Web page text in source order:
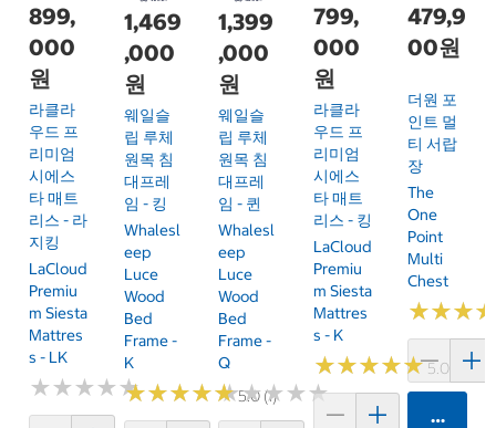
899,
000
원
라클라
우드 프
리미엄
시에스
타 매트
리스 - 라
지킹
LaCloud
Premiu
M Siesta
Mattres
S - LK
★★★★★
★★★★★
1,469
,000
원
웨일슬
립 루체
원목 침
대프레
임 - 킹
Whalesl
Eep
Luce
Wood
Bed
Frame -
K
★★★★★
★★★★★5.0 (1)
1,399
,000
원
웨일슬
립 루체
원목 침
대프레
임 - 퀸
Whalesl
Eep
Luce
Wood
Bed
Frame -
Q
★★★★★
★★★★★
799,
000
원
라클라
우드 프
리미엄
시에스
타 매트
리스 - 킹
LaCloud
Premiu
M Siesta
Mattres
S - K
★★★★★
★★★★★5.0 (1)
479,9
00원
더원 포
인트 멀
티 서랍
장
The
One
Point
Multi
Chest
★★★
★★★
카트에